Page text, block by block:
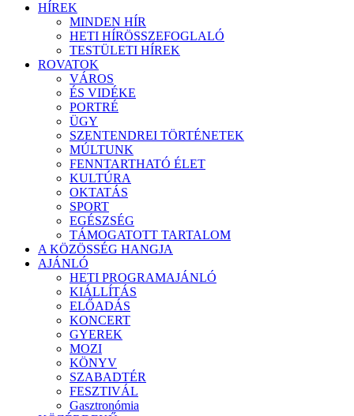
HÍREK
MINDEN HÍR
HETI HÍRÖSSZEFOGLALÓ
TESTÜLETI HÍREK
ROVATOK
VÁROS
ÉS VIDÉKE
PORTRÉ
ÜGY
SZENTENDREI TÖRTÉNETEK
MÚLTUNK
FENNTARTHATÓ ÉLET
KULTÚRA
OKTATÁS
SPORT
EGÉSZSÉG
TÁMOGATOTT TARTALOM
A KÖZÖSSÉG HANGJA
AJÁNLÓ
HETI PROGRAMAJÁNLÓ
KIÁLLÍTÁS
ELŐADÁS
KONCERT
GYEREK
MOZI
KÖNYV
SZABADTÉR
FESZTIVÁL
Gasztronómia